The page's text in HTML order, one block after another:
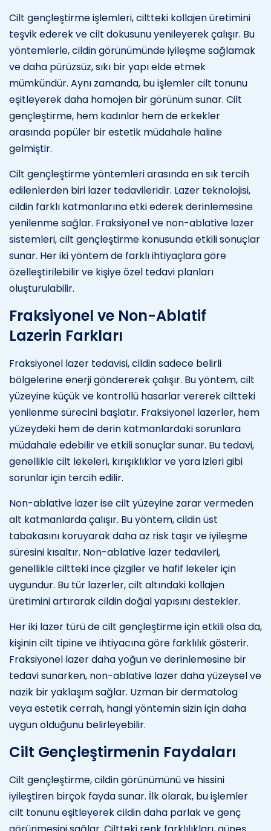
Cilt gençleştirme işlemleri, ciltteki kollajen üretimini
teşvik ederek ve cilt dokusunu yenileyerek çalışır. Bu
yöntemlerle, cildin görünümünde iyileşme sağlamak
ve daha pürüzsüz, sıkı bir yapı elde etmek
mümkündür. Aynı zamanda, bu işlemler cilt tonunu
eşitleyerek daha homojen bir görünüm sunar. Cilt
gençleştirme, hem kadınlar hem de erkekler
arasında popüler bir estetik müdahale haline
gelmiştir.
Cilt gençleştirme yöntemleri arasında en sık tercih
edilenlerden biri lazer tedavileridir. Lazer teknolojisi,
cildin farklı katmanlarına etki ederek derinlemesine
yenilenme sağlar. Fraksiyonel ve non-ablative lazer
sistemleri, cilt gençleştirme konusunda etkili sonuçlar
sunar. Her iki yöntem de farklı ihtiyaçlara göre
özelleştirilebilir ve kişiye özel tedavi planları
oluşturulabilir.
Fraksiyonel ve Non-Ablatif
Lazerin Farkları
Fraksiyonel lazer tedavisi, cildin sadece belirli
bölgelerine enerji göndererek çalışır. Bu yöntem, cilt
yüzeyine küçük ve kontrollü hasarlar vererek ciltteki
yenilenme sürecini başlatır. Fraksiyonel lazerler, hem
yüzeydeki hem de derin katmanlardaki sorunlara
müdahale edebilir ve etkili sonuçlar sunar. Bu tedavi,
genellikle cilt lekeleri, kırışıklıklar ve yara izleri gibi
sorunlar için tercih edilir.
Non-ablative lazer ise cilt yüzeyine zarar vermeden
alt katmanlarda çalışır. Bu yöntem, cildin üst
tabakasını koruyarak daha az risk taşır ve iyileşme
süresini kısaltır. Non-ablative lazer tedavileri,
genellikle ciltteki ince çizgiler ve hafif lekeler için
uygundur. Bu tür lazerler, cilt altındaki kollajen
üretimini artırarak cildin doğal yapısını destekler.
Her iki lazer türü de cilt gençleştirme için etkili olsa da,
kişinin cilt tipine ve ihtiyacına göre farklılık gösterir.
Fraksiyonel lazer daha yoğun ve derinlemesine bir
tedavi sunarken, non-ablative lazer daha yüzeysel ve
nazik bir yaklaşım sağlar. Uzman bir dermatolog
veya estetik cerrah, hangi yöntemin sizin için daha
uygun olduğunu belirleyebilir.
Cilt Gençleştirmenin Faydaları
Cilt gençleştirme, cildin görünümünü ve hissini
iyileştiren birçok fayda sunar. İlk olarak, bu işlemler
cilt tonunu eşitleyerek cildin daha parlak ve genç